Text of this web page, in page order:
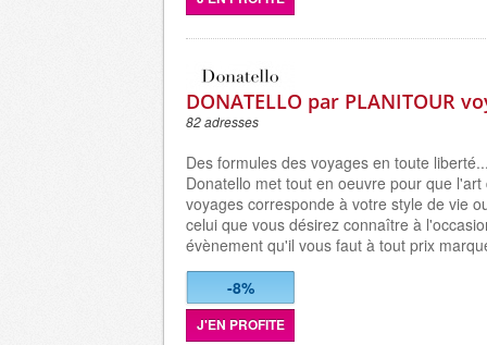
DONATELLO par PLANITOUR
82 adresses
Des formules des voyages en toute
Donatello met tout en oeuvre pour que
voyages corresponde à votre style de vie
celui que vous désirez connaître à
évènement qu'il vous faut à tout prix
-8%
J'EN PROFITE